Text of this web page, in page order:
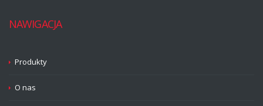
NAWIGACJA
Produkty
O nas